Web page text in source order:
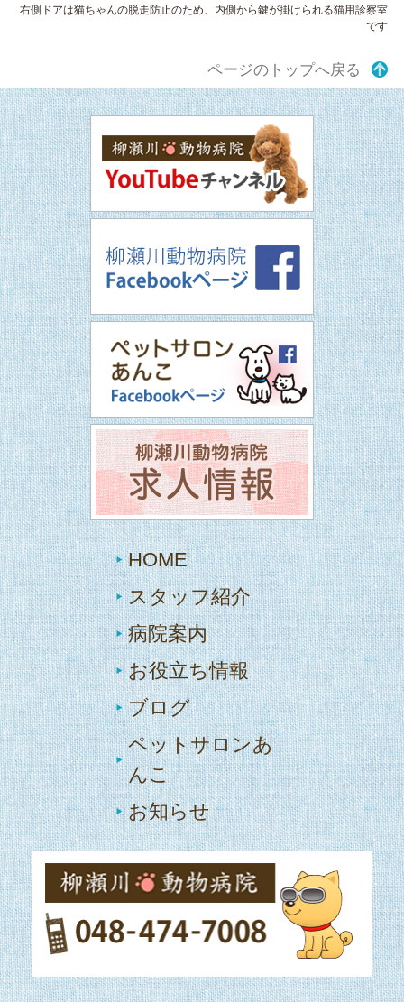
右側ドアは猫ちゃんの脱走防止のため、内側から鍵が掛けられる猫用診察室
です
ページのトップへ戻る
HOME
スタッフ紹介
病院案内
お役立ち情報
ブログ
ペットサロンあ
んこ
お知らせ